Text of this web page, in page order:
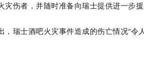
灾伤者 ，并随时准备向瑞士提供进一步援
，瑞士酒吧火灾事件造成的伤亡情况“令